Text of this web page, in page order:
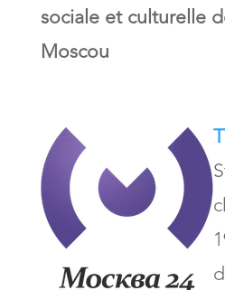
sociale et culturelle
Moscou